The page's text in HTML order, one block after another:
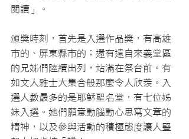
閱讀」。
頒獎時刻，首先是入選作品獎，有高雄
市的、屏東縣市的；還有遠自來義堂區
的兄姊們陸續出列，站滿在祭台前。有
如文人雅士大集合般那麼令人欣羨。入
選人數最多的是耶穌聖名堂，有七位姊
妹入選。她們願意動腦動心思寫文章的
精神，以及參與活動的積極態度讓人豎